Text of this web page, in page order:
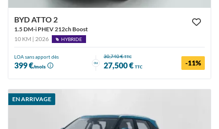
BYD ATTO 2
1.5 DM-i PHEV 212ch Boost
10 KM | 2026
HYBRIDE
LOA sans apport dès
399 €/mois
ou
30,740 €TTC
27,500 € TTC -11%
EN ARRIVAGE